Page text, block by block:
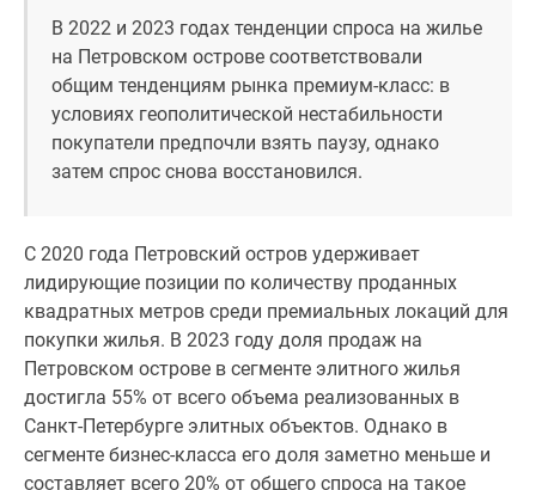
В 2022 и 2023 годах тенденции спроса на жилье
на Петровском острове соответствовали
общим тенденциям рынка премиум-класс: в
условиях геополитической нестабильности
покупатели предпочли взять паузу, однако
затем спрос снова восстановился.
С 2020 года Петровский остров удерживает
лидирующие позиции по количеству проданных
квадратных метров среди премиальных локаций для
покупки жилья. В 2023 году доля продаж на
Петровском острове в сегменте элитного жилья
достигла 55% от всего объема реализованных в
Санкт-Петербурге элитных объектов. Однако в
сегменте бизнес-класса его доля заметно меньше и
составляет всего 20% от общего спроса на такое